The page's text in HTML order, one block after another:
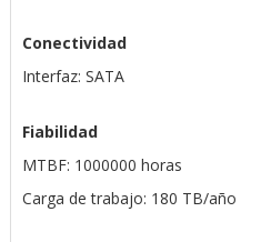
Conectividad
Interfaz: SATA
Fiabilidad
MTBF: 1000000 horas
Carga de trabajo: 180 TB/año